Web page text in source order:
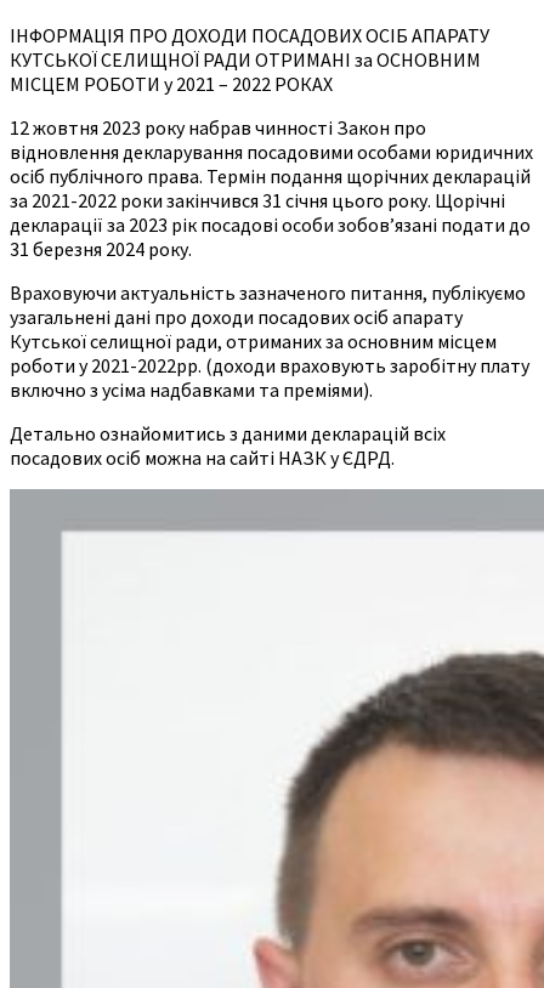
ІНФОРМАЦІЯ ПРО ДОХОДИ ПОСАДОВИХ ОСІБ АПАРАТУ
КУТСЬКОЇ СЕЛИЩНОЇ РАДИ ОТРИМАНІ за ОСНОВНИМ
МІСЦЕМ РОБОТИ у 2021 – 2022 РОКАХ
12 жовтня 2023 року набрав чинності Закон про
відновлення декларування посадовими особами юридичних
осіб публічного права. Термін подання щорічних декларацій
за 2021-2022 роки закінчився 31 січня цього року. Щорічні
декларації за 2023 рік посадові особи зобов’язані подати до
31 березня 2024 року.
Враховуючи актуальність зазначеного питання, публікуємо
узагальнені дані про доходи посадових осіб апарату
Кутської селищної ради, отриманих за основним місцем
роботи у 2021-2022рр. (доходи враховують заробітну плату
включно з усіма надбавками та преміями).
Детально ознайомитись з даними декларацій всіх
посадових осіб можна на сайті НАЗК у ЄДРД.